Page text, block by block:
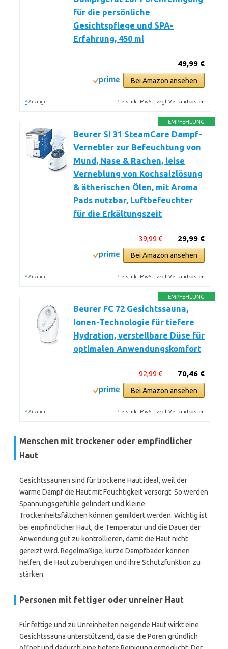
für die persönliche
Gesichtspflege und SPA-
Erfahrung, 450 ml
49,99 €
Bei Amazon ansehen
* Anzeige Preis inkl. MwSt., zzgl. Versandkosten
EMPFEHLUNG
Beurer SI 31 SteamCare Dampf-
Vernebler zur Befeuchtung von
Mund, Nase & Rachen, leise
Verneblung von Kochsalzlösung
& ätherischen Ölen, mit Aroma
Pads nutzbar, Luftbefeuchter
für die Erkältungszeit
29,99 €
39,99 €
Bei Amazon ansehen
* Anzeige Preis inkl. MwSt., zzgl. Versandkosten
EMPFEHLUNG
Beurer FC 72 Gesichtssauna,
Ionen-Technologie für tiefere
Hydration, verstellbare Düse für
optimalen Anwendungskomfort
70,46 €
92,99 €
Bei Amazon ansehen
* Anzeige Preis inkl. MwSt., zzgl. Versandkosten
Menschen mit trockener oder empfindlicher
Haut
Gesichtssaunen sind für trockene Haut ideal, weil der
warme Dampf die Haut mit Feuchtigkeit versorgt. So werden
Spannungsgefühle gelindert und kleine
Trockenheitsfältchen können gemildert werden. Wichtig ist
bei empfindlicher Haut, die Temperatur und die Dauer der
Anwendung gut zu kontrollieren, damit die Haut nicht
gereizt wird. Regelmäßige, kurze Dampfbäder können
helfen, die Haut zu beruhigen und ihre Schutzfunktion zu
stärken.
Personen mit fettiger oder unreiner Haut
Für fettige und zu Unreinheiten neigende Haut wirkt eine
Gesichtssauna unterstützend, da sie die Poren gründlich